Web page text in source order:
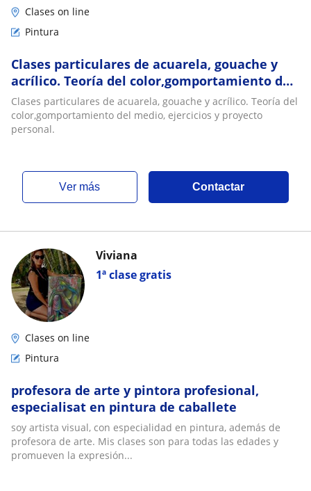
Clases on line
Pintura
Clases particulares de acuarela, gouache y
acrílico. Teoría del color,gomportamiento del
medio, ejercicios y proyecto personal
Clases particulares de acuarela, gouache y acrílico. Teoría del
color,gomportamiento del medio, ejercicios y proyecto
personal.
ver más Contactar
1ª clase gratis
Viviana
Clases on line
Pintura
profesora de arte y pintora profesional,
especialisat en pintura de caballete
soy artista visual, con especialidad en pintura, además de
profesora de arte. Mis clases son para todas las edades y
promueven la expresión...